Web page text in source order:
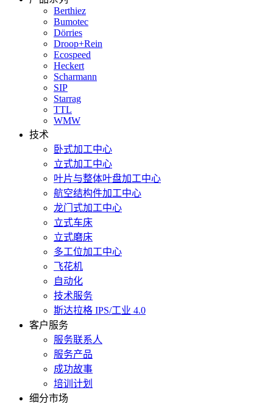
Berthiez
Bumotec
Dörries
Droop+Rein
Ecospeed
Heckert
Scharmann
SIP
Starrag
TTL
WMW
技术
卧式加工中心
立式加工中心
叶片与整体叶盘加工中心
航空结构件加工中心
龙门式加工中心
立式车床
立式磨床
多工位加工中心
飞花机
自动化
技术服务
斯达拉格 IPS/工业 4.0
客户服务
服务联系人
服务产品
成功故事
培训计划
细分市场